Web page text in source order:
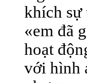
khích sự
«em đã
hoạt
với hình